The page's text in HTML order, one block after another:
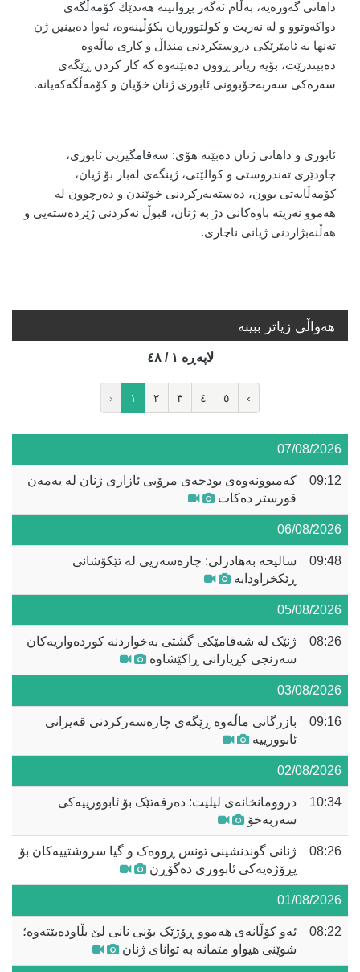
داهاتی گەورەیە، بەڵام ئەگەر بڕوانینە هەندێك كۆمەڵگەی
دواكەوتوو و لە نەریت و كولتووریان بكۆڵینەوە، ئەوا دەبینین ژن
تەنها بە ئامێرێكی دروستكردنی منداڵ و كاری ماڵەوە
دەبیندرێت، بۆیە زیاتر ڕوون دەبێتەوە کە کار کردن ڕێگەی
سەرەکی سەربەخۆبوونی ئابوری ژنان خۆیان و کۆمەڵگەکەیانە.
ئابوری و داهاتی ژنان دەبێتە هۆی: سەقامگیریی ئابوری،
چاودێری تەندروستی و کوالێتی، ژینگەی لەبار بۆ ژیان،
کۆمەڵایەتی بوون، دەستەبەرکردنی خوێندن و دەرچوون لە
هەموو نەریتە باوەکانی دژ بە ژنان، قبوڵ نەکردنی ژێردەستەیی و
هەڵنەبژاردنی ژیانی ناچاری.
هه‌واڵی زیاتر ببینە
لاپه‌ڕه‌ ١ / ٤٨
‹ ١ ٢ ٣ ٤ ٥ ›
07/08/2026
09:12
کەمبوونەوەی بودجەی مرۆیی ئازاری ژنان لە یەمەن
قورستر دەکات
06/08/2026
09:48
سالیحە بەهادرلی: چارەسەریی لە تێکۆشانی
ڕێکخراودایە
05/08/2026
08:26
ژنێک لە شەقامێکی گشتی بەخواردنە کوردەواریەکان
سەرنجی کڕیارانی ڕاکێشاوە
03/08/2026
09:16
بازرگانی ماڵەوە ڕێگەی چارەسەرکردنی قەیرانی
ئابوورییە
02/08/2026
10:34
دروومانخانەی لیلیت: دەرفەتێک بۆ ئابوورییەکی
سەربەخۆ
08:26
ژنانی گوندنشینی تونس ڕووەک و گیا سروشتییەکان بۆ
پڕۆژەیەکی ئابووری دەگۆڕن
01/08/2026
08:22
ئەو کۆڵانەی هەموو ڕۆژێک بۆنی نانی لێ بڵاودەبێتەوە؛
شوێنی هیواو متمانە بە توانای ژنان